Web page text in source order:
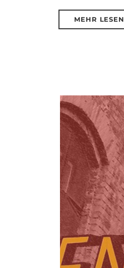
MEHR LESEN